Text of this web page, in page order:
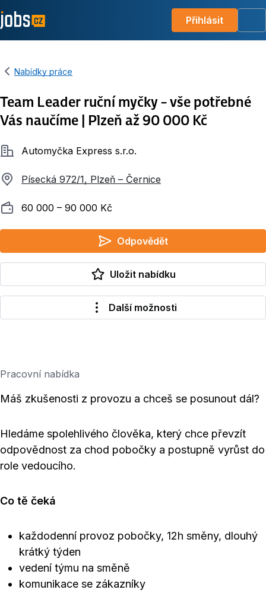
Přihlásit
Nabídky práce
Team Leader ruční myčky – vše potřebné
Vás naučíme | Plzeň až 90 000 Kč
SpolečnostAutomyčka Express s.r.o.
Písecká 972/1, Plzeň – Černice
Plat 60 000 ‍–‍ 90 000 Kč
Odpovědět
Uložit nabídku
Další možnosti
Pracovní nabídka
Máš zkušenosti z provozu a chceš se posunout dál?
Hledáme spolehlivého člověka, který chce převzít
odpovědnost za chod pobočky a postupně vyrůst do
role vedoucího.
Co tě čeká
každodenní provoz pobočky, 12h směny, dlouhý
krátký týden
vedení týmu na směně
komunikace se zákazníky